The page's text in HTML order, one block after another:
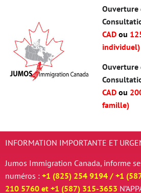
Ouverture
CADou
individuel)
Ouverture
CAD ou
famille)
INFORMATION IMPORTANTE ET
Jumos Immigration Canada, informe
numéros : +1 (825) 254 9194 / +1
210 5760 et +1 (587) 315-3653